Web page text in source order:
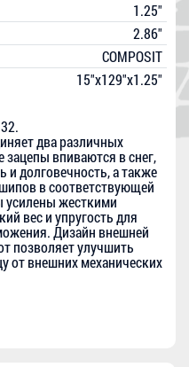
1.25"
2.86"
COMPOSIT
15"x129"x1.25"
два различных
зацепы впиваются в снег,
и долговечность, а также
в соответствующей
усилены жесткими
вес и упругость для
Дизайн внешней
позволяет улучшить
от внешних механических